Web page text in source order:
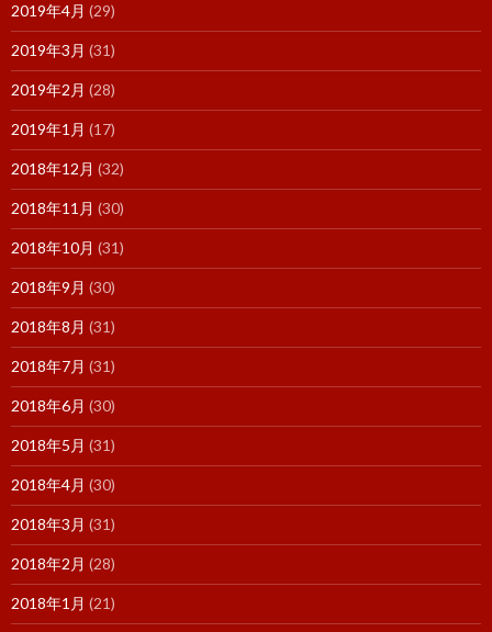
2019年4月 (29)
2019年3月 (31)
2019年2月 (28)
2019年1月 (17)
2018年12月 (32)
2018年11月 (30)
2018年10月 (31)
2018年9月 (30)
2018年8月 (31)
2018年7月 (31)
2018年6月 (30)
2018年5月 (31)
2018年4月 (30)
2018年3月 (31)
2018年2月 (28)
2018年1月 (21)